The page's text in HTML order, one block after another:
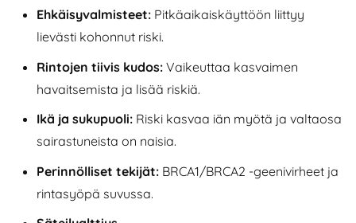
Ehkäisyvalmisteet: Pitkäaikaiskäyttöön liittyy
lievästi kohonnut riski.
Rintojen tiivis kudos: Vaikeuttaa kasvaimen
havaitsemista ja lisää riskiä.
Ikä ja sukupuoli: Riski kasvaa iän myötä ja valtaosa
sairastuneista on naisia.
Perinnölliset tekijät: BRCA1/BRCA2 -geenivirheet ja
rintasyöpä suvussa.